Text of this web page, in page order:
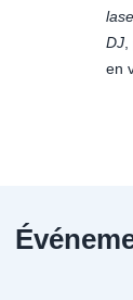
l
DJ
en